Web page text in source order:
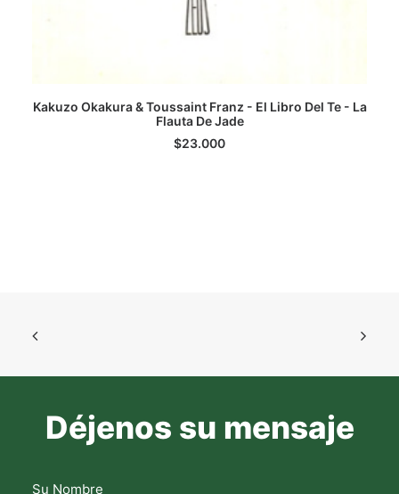
AGREGAR AL CARRITO
Kakuzo Okakura & Toussaint Franz - El Libro Del Te - La
Flauta De Jade
$23.000
Déjenos su mensaje
Su Nombre